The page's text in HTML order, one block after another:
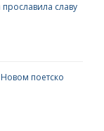
славу
поетско